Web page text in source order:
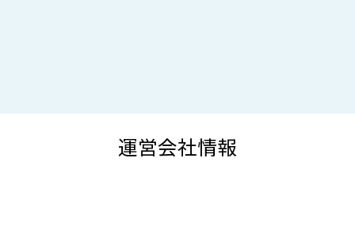
運営会社情報